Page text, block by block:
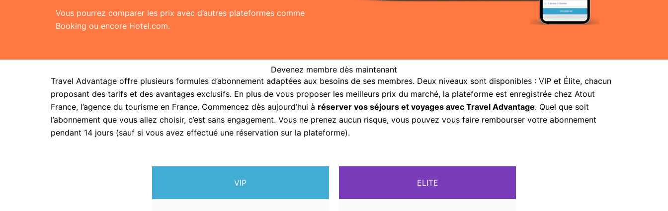
Vous pourrez comparer les prix avec d’autres plateformes comme
Booking ou encore Hotel.com.
Devenez membre dès maintenant
Travel Advantage offre plusieurs formules d’abonnement adaptées aux besoins de ses membres. Deux niveaux sont disponibles : VIP et Élite, chacun
proposant des tarifs et des avantages exclusifs. En plus de vous proposer les meilleurs prix du marché, la plateforme est enregistrée chez Atout
France, l’agence du tourisme en France. Commencez dès aujourd’hui à réserver vos séjours et voyages avec Travel Advantage. Quel que soit
l’abonnement que vous allez choisir, c’est sans engagement. Vous ne prenez aucun risque, vous pouvez vous faire rembourser votre abonnement
pendant 14 jours (sauf si vous avez effectué une réservation sur la plateforme).
VIP ELITE